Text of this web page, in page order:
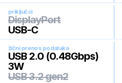
priključci
DisplayPort
USB-C
žični prenos podataka
USB 2.0 (0.48Gbps)
3W
USB 3.2 gen2